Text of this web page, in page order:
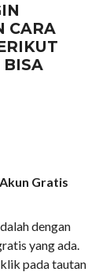
CARA
BISA
Gratis
dengan
yang ada.
pada tautan